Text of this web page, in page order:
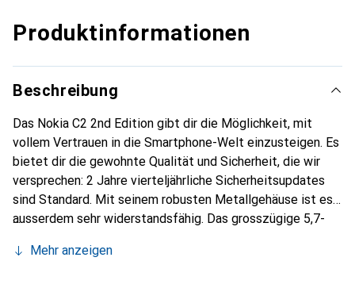
Produktinformationen
Beschreibung
Das Nokia C2 2nd Edition gibt dir die Möglichkeit, mit
vollem Vertrauen in die Smartphone-Welt einzusteigen. Es
bietet dir die gewohnte Qualität und Sicherheit, die wir
versprechen: 2 Jahre vierteljährliche Sicherheitsupdates
sind Standard. Mit seinem robusten Metallgehäuse ist es
ausserdem sehr widerstandsfähig. Das grosszügige 5,7-
Welt voller neuer Smartphone-Möglichkeiten.
Mehr anzeigen